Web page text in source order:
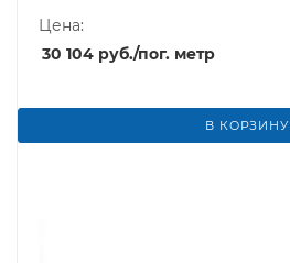
Цена:
30 104 руб./пог. метр
В КОРЗИНУ